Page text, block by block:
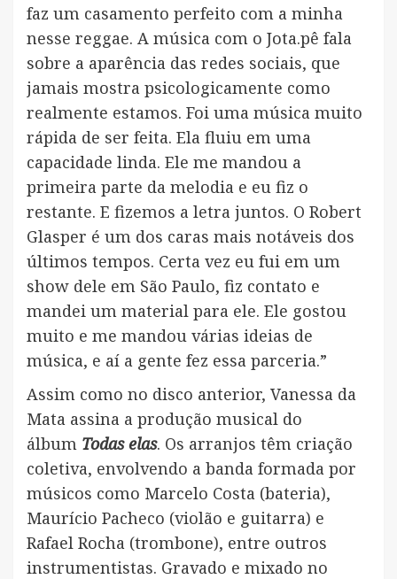
faz um casamento perfeito com a minha
nesse reggae. A música com o Jota.pê fala
sobre a aparência das redes sociais, que
jamais mostra psicologicamente como
realmente estamos. Foi uma música muito
rápida de ser feita. Ela fluiu em uma
capacidade linda. Ele me mandou a
primeira parte da melodia e eu fiz o
restante. E fizemos a letra juntos. O Robert
Glasper é um dos caras mais notáveis dos
últimos tempos. Certa vez eu fui em um
show dele em São Paulo, fiz contato e
mandei um material para ele. Ele gostou
muito e me mandou várias ideias de
música, e aí a gente fez essa parceria.”
Assim como no disco anterior, Vanessa da
Mata assina a produção musical do
álbum Todas elas. Os arranjos têm criação
coletiva, envolvendo a banda formada por
músicos como Marcelo Costa (bateria),
Maurício Pacheco (violão e guitarra) e
Rafael Rocha (trombone), entre outros
instrumentistas. Gravado e mixado no